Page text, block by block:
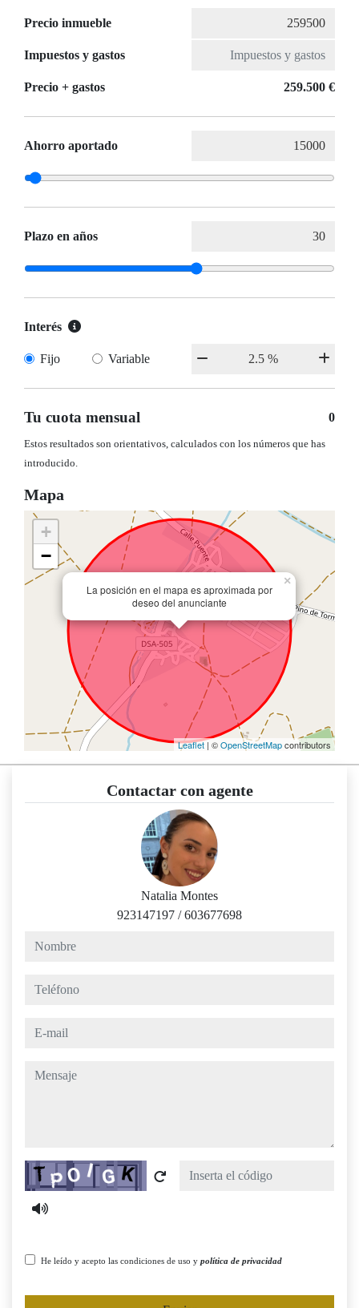
Precio inmueble
Impuestos y gastos
Precio + gastos 259.500 €
Ahorro aportado
Plazo en años
Interés
Fijo Variable
Tu cuota mensual 0
Estos resultados son orientativos, calculados con los números que has
introducido.
Mapa
La posición en el mapa es aproximada por
deseo del anunciante
×
+
−
Leaflet| ©OpenStreetMapcontributors
Contactar con agente
Natalia Montes
923147197 /603677698
nombre
teléfono
e-mail
mensaje
Captcha
He leído y acepto las condiciones de uso y política de privacidad